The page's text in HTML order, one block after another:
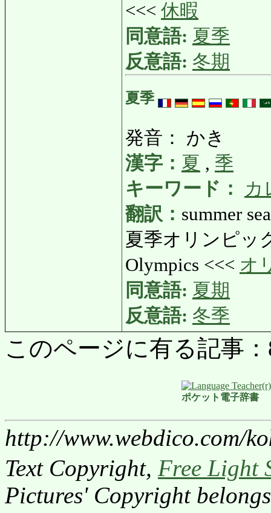
<<< 休暇
同意語: 夏季
反意語: 冬期
夏季
発音： かき
漢字： 夏 , 季
キーワード：
カ
翻訳： summer
夏季オリンピッ
Olympics <<< オ
同意語: 夏期
反意語: 冬季
このページに有る記事
ポケット電子辞書
http://www.webdico.com/
Text Copyright, Free Light
Pictures' Copyright